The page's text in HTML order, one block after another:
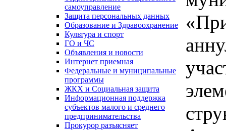
самоуправление
Защита персональных данных
Образование и Здравоохранение
Культура и спорт
ГО и ЧС
Объявления и новости
Интернет приемная
Федеральные и муниципальные
программы
ЖКХ и Социальная защита
Информационная поддержка
субъектов малого и среднего
предпринимательства
Прокурор разъясняет